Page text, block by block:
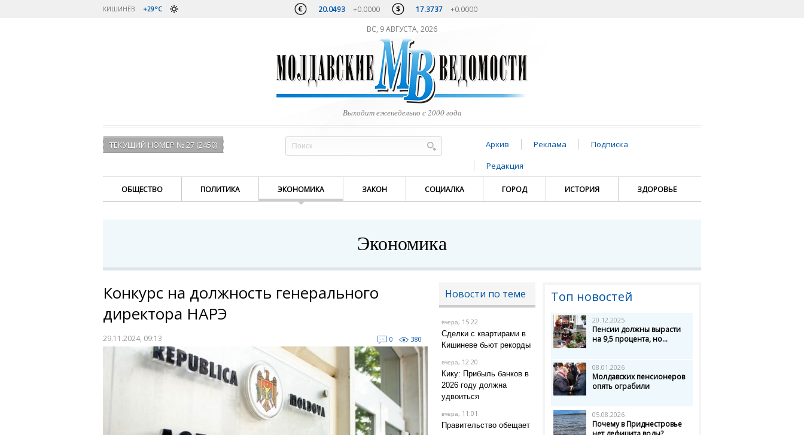
КИШИНЁВ +29°C 20.0493 +0.0000 17.3737 +0.0000
ВС, 9 АВГУСТА, 2026
Выходит еженедельно с 2000 года
ТЕКУЩИЙ НОМЕР № 27 (2450) Архив Реклама
Подписка
Редакция
ОБЩЕСТВО ПОЛИТИКА ЭКОНОМИКА ЗАКОН СОЦИАЛКА ГОРОД ИСТОРИЯ ЗДОРОВЬЕ
Экономика
Конкурс на должность генерального
директора НАРЭ
29.11.2024, 09:13 0 380
Новости по теме
вчера, 15:22
Сделки с квартирами в
Кишиневе бьют рекорды
вчера, 12:20
Кику: Прибыль банков в
2026 году должна
удвоиться
вчера, 11:01
Правительство обещает
Топ новостей
20.12.2025
Пенсии должны вырасти
на 9,5 процента, но...
08.01.2026
Молдавских пенсионеров
опять ограбили
05.08.2026
Почему в Приднестровье